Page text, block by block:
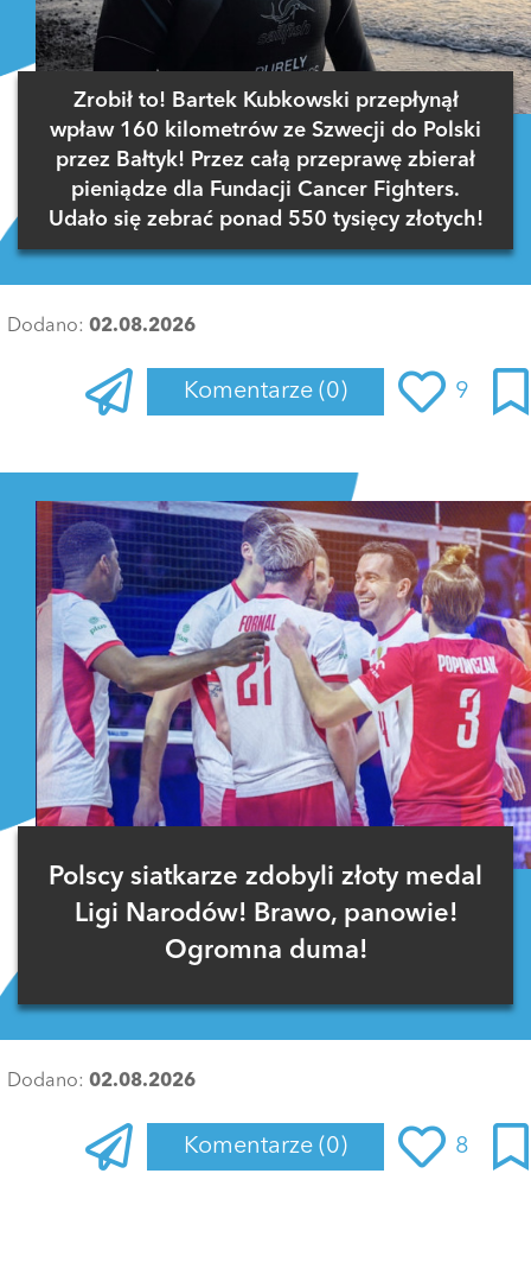
Zrobił to! Bartek Kubkowski przepłynął
wpław 160 kilometrów ze Szwecji do Polski
przez Bałtyk! Przez całą przeprawę zbierał
pieniądze dla Fundacji Cancer Fighters.
Udało się zebrać ponad 550 tysięcy złotych!
Dodano: 02.08.2026
Komentarze (0) 9
Polscy siatkarze zdobyli złoty medal
Ligi Narodów! Brawo, panowie!
Ogromna duma!
Dodano: 02.08.2026
Komentarze (0) 8